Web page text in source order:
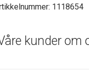
1118654
kunder om